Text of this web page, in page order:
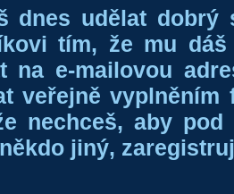
dnes udělat dobrý
tím, že mu
na e-mailovou
veřejně
nechceš, aby
jiný,